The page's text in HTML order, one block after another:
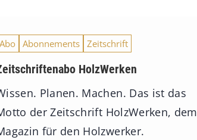
Abo Abonnements Zeitschrift
HolzWerken
Planen. Machen. Das ist das
der Zeitschrift HolzWerken, dem
für den Holzwerker.